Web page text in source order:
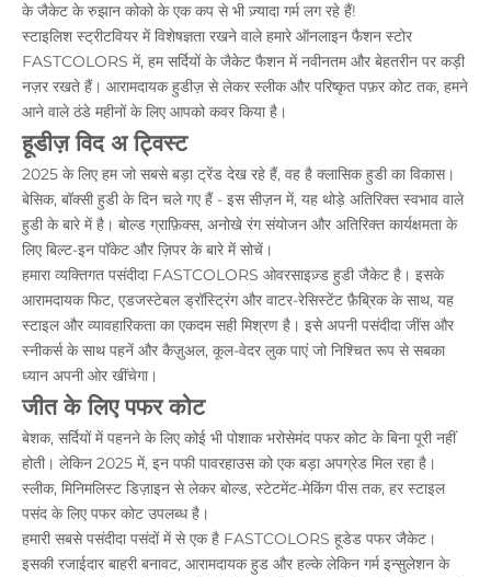
के जैकेट के रुझान कोको के एक कप से भी ज़्यादा गर्म लग रहे हैं!
स्टाइलिश स्ट्रीटवियर में विशेषज्ञता रखने वाले हमारे ऑनलाइन फैशन स्टोर
FASTCOLORS में, हम सर्दियों के जैकेट फैशन में नवीनतम और बेहतरीन पर कड़ी
नज़र रखते हैं। आरामदायक हुडीज़ से लेकर स्लीक और परिष्कृत पफ़र कोट तक, हमने
आने वाले ठंडे महीनों के लिए आपको कवर किया है।
हूडीज़ विद अ ट्विस्ट
2025 के लिए हम जो सबसे बड़ा ट्रेंड देख रहे हैं, वह है क्लासिक हुडी का विकास।
बेसिक, बॉक्सी हुडी के दिन चले गए हैं - इस सीज़न में, यह थोड़े अतिरिक्त स्वभाव वाले
हुडी के बारे में है। बोल्ड ग्राफ़िक्स, अनोखे रंग संयोजन और अतिरिक्त कार्यक्षमता के
लिए बिल्ट-इन पॉकेट और ज़िपर के बारे में सोचें।
हमारा व्यक्तिगत पसंदीदा FASTCOLORS ओवरसाइज़्ड हुडीजैकेट है। इसके
आरामदायक फिट, एडजस्टेबल ड्रॉस्ट्रिंग और वाटर-रेसिस्टेंट फ़ैब्रिक के साथ, यह
स्टाइल और व्यावहारिकता का एकदम सही मिश्रण है। इसे अपनी पसंदीदा जींस और
स्नीकर्स के साथ पहनें और कैज़ुअल, कूल-वेदर लुक पाएं जो निश्चित रूप से सबका
ध्यान अपनी ओर खींचेगा।
जीत के लिए पफर कोट
बेशक, सर्दियों में पहनने के लिए कोई भी पोशाक भरोसेमंद पफर कोट के बिना पूरी नहीं
होती। लेकिन 2025 में, इन पफी पावरहाउस को एक बड़ा अपग्रेड मिल रहा है।
स्लीक, मिनिमलिस्ट डिज़ाइन से लेकर बोल्ड, स्टेटमेंट-मेकिंग पीस तक, हर स्टाइल
पसंद के लिए पफर कोट उपलब्ध है।
हमारी सबसे पसंदीदा पसंदों में से एक है FASTCOLORS हूडेड पफर जैकेट।
इसकी रजाईदार बाहरी बनावट, आरामदायक हुड और हल्के लेकिन गर्म इन्सुलेशन के